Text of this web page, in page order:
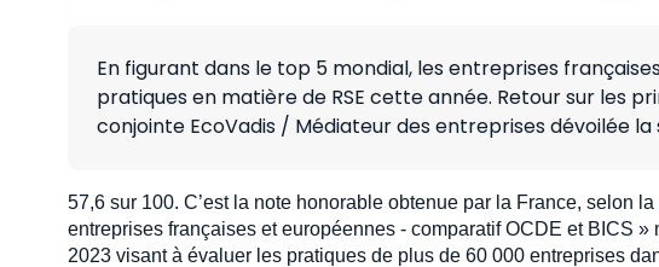
En figurant dans le top 5 mondial, les entreprises
pratiques en matière de RSE cette année. Retour sur les
conjointe EcoVadis / Médiateur des entreprises dévoilée la
57,6 sur 100. C’est la note honorable obtenue par la France, selon
entreprises françaises et européennes - comparatif OCDE et BICS
2023 visant à évaluer les pratiques de plus de 60 000 entreprises